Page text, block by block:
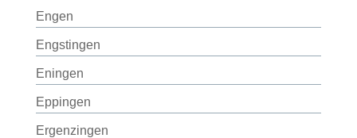
Engen
Engstingen
Eningen
Eppingen
Ergenzingen